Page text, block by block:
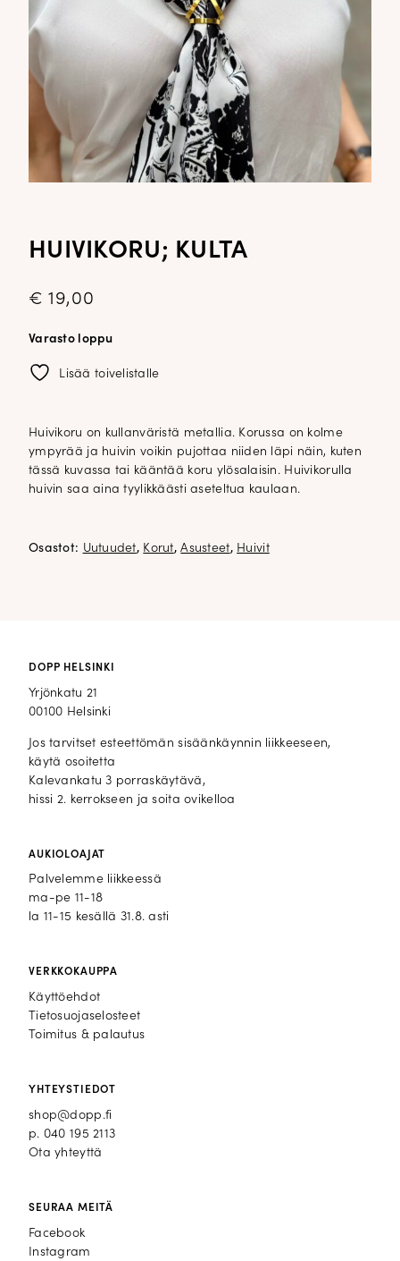
HUIVIKORU; KULTA
€ 19,00
Varasto loppu
Lisää toivelistalle
Huivikoru on kullanväristä metallia. Korussa on kolme
ympyrää ja huivin voikin pujottaa niiden läpi näin, kuten
tässä kuvassa tai kääntää koru ylösalaisin. Huivikorulla
huivin saa aina tyylikkäästi aseteltua kaulaan.
Osastot: Uutuudet, Korut,Asusteet, Huivit
DOPP HELSINKI
Yrjönkatu 21
00100 Helsinki
Jos tarvitset esteettömän sisäänkäynnin liikkeeseen,
käytä osoitetta
Kalevankatu 3 porraskäytävä,
hissi 2. kerrokseen ja soita ovikelloa
AUKIOLOAJAT
Palvelemme liikkeessä
ma-pe 11-18
la 11-15 kesällä 31.8. asti
VERKKOKAUPPA
Käyttöehdot
Tietosuojaselosteet
Toimitus & palautus
YHTEYSTIEDOT
shop@dopp.fi
p. 040 195 2113
Ota yhteyttä
SEURAA MEITÄ
Facebook
Facebook
Instagram
Instagram